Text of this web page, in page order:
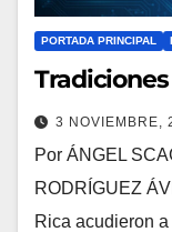
PORTADA PRINCIPAL
3 NOVIEMBRE,
Por ÁNGEL
RODRÍGUEZ
Rica acudieron